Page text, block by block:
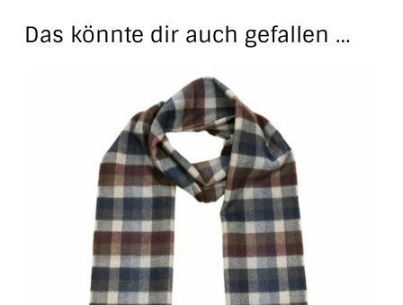
Das könnte dir auch gefallen …